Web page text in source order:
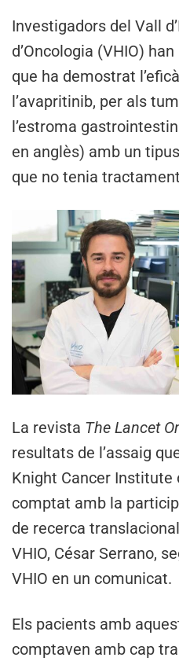
Investigadors del Vall
d’Oncologia (VHIO)
que ha demostrat
l’avapritinib, per als
l’estroma
en anglès) amb un
que no tenia
La revista The Lancet
resultats de l’assaig
Knight Cancer Institute
comptat amb la
de recerca
VHIO, César Serrano,
VHIO en un comunicat.
Els pacients amb
comptaven amb cap